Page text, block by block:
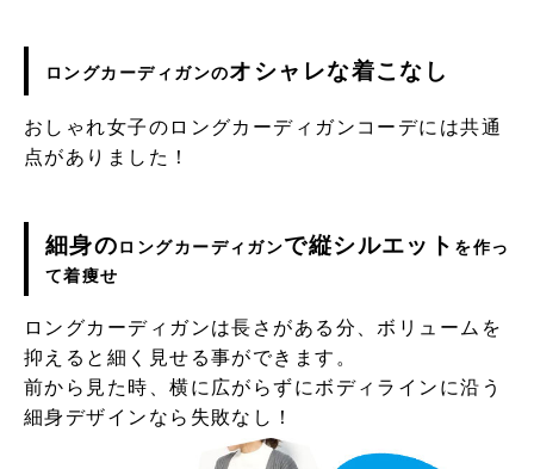
ロングカーディガンのオシャレな着こなし
おしゃれ女子のロングカーディガンコーデには共通
点がありました！
細身のロングカーディガンで縦シルエット を作っ
て着痩せ
ロングカーディガンは長さがある分、ボリュームを
抑えると細く見せる事ができます。
前から見た時、横に広がらずにボディラインに沿う
細身デザインなら失敗なし！